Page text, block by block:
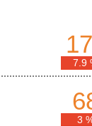
7.9
3